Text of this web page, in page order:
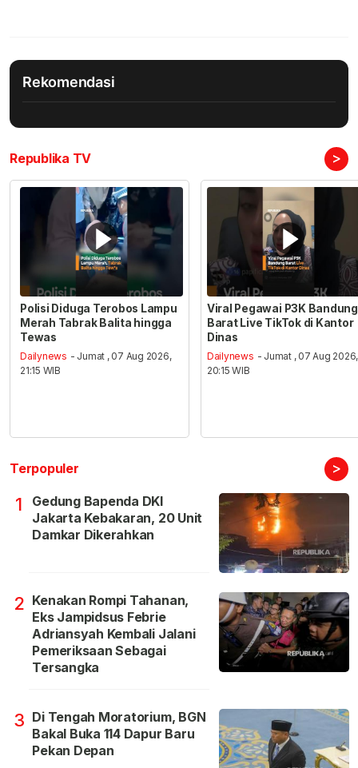
Rekomendasi
Republika TV >
Polisi Diduga Terobos Lampu
Merah Tabrak Balita hingga
Tewas
Dailynews - Jumat , 07 Aug 2026,
21:15 WIB
Viral Pegawai P3K Bandung
Barat Live TikTok di Kantor
Dinas
Dailynews - Jumat , 07 Aug 2026,
20:15 WIB
Terpopuler >
1
Gedung Bapenda DKI
Jakarta Kebakaran, 20 Unit
Damkar Dikerahkan
2 Kenakan Rompi Tahanan,
Eks Jampidsus Febrie
Adriansyah Kembali Jalani
Pemeriksaan Sebagai
Tersangka
3 Di Tengah Moratorium, BGN
Bakal Buka 114 Dapur Baru
Pekan Depan